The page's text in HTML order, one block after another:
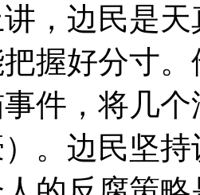
，边民是
握好分寸
件，将几
。边民坚